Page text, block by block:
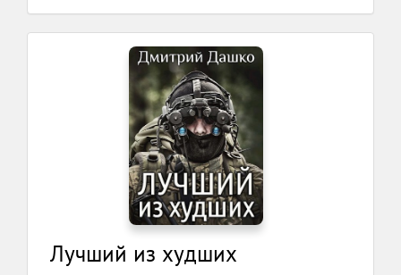
Лучший из худших